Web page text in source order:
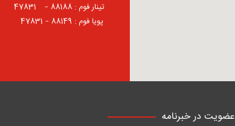
⠀تینار فوم : 88188 – 47831⠀
پویا فوم : 88149 – 47831
عضویت در خبرنامه